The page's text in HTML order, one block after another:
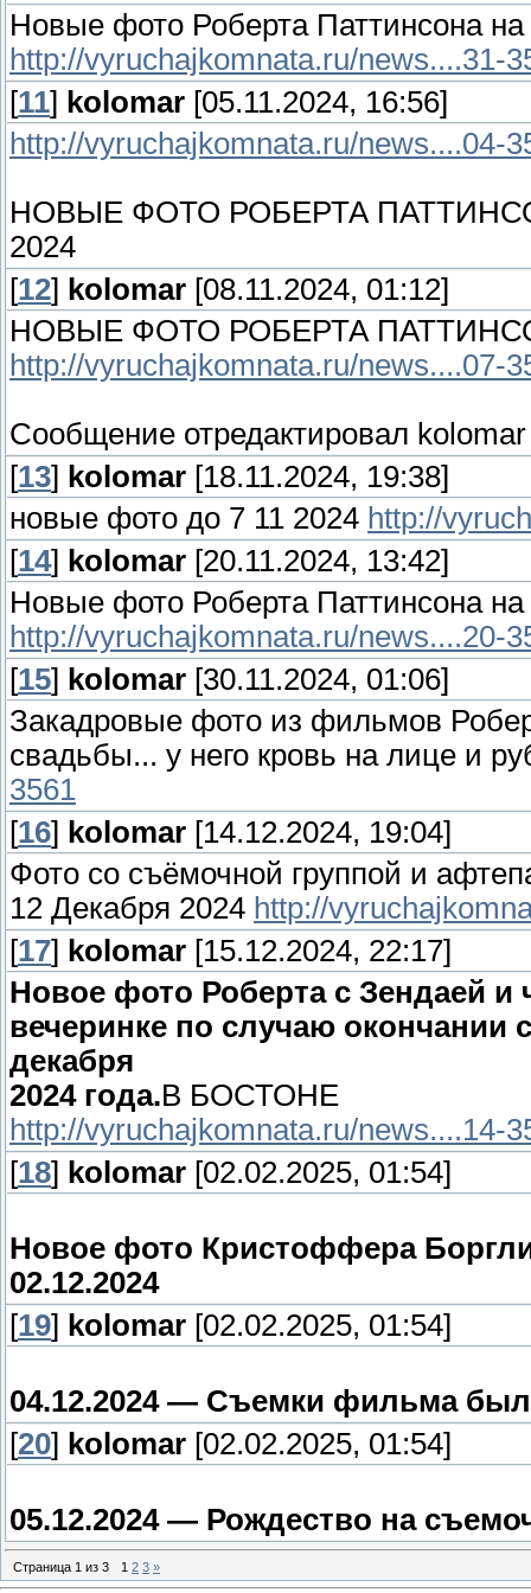
Новые фото Роберта Паттинсона
http://vyruchajkomnata.ru/news....31-
[11] kolomar [05.11.2024, 16:56]
http://vyruchajkomnata.ru/news....04-
НОВЫЕ ФОТО РОБЕРТА
2024
[12] kolomar [08.11.2024, 01:12]
НОВЫЕ ФОТО РОБЕРТА
http://vyruchajkomnata.ru/news....07-
Сообщение отредактировал kolomar
[13] kolomar [18.11.2024, 19:38]
новые фото до 7 11 2024 http://
[14] kolomar [20.11.2024, 13:42]
Новые фото Роберта Паттинсона
http://vyruchajkomnata.ru/news....20-
[15] kolomar [30.11.2024, 01:06]
Закадровые фото из фильмов
свадьбы... у него кровь на лице и
3561
[16] kolomar [14.12.2024, 19:04]
Фото со съёмочной группой и
12 Декабря 2024 http://
[17] kolomar [15.12.2024, 22:17]
Новое фото Роберта с Зендаей
вечеринке по случаю окончании
декабря
2024 года.В БОСТОНЕ
http://vyruchajkomnata.ru/news....14-
[18] kolomar [02.02.2025, 01:54]
Новое фото Кристоффера
02.12.2024
[19] kolomar [02.02.2025, 01:54]
04.12.2024 — Съемки фильма
[20] kolomar [02.02.2025, 01:54]
05.12.2024 — Рождество на
Страница 1 из 3 1 2 3 »